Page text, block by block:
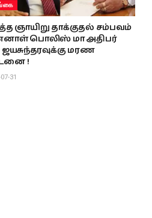
ஞாயிறு தாக்குதல் சம்பவம்
பொலிஸ் மா அதிபர்
ஜயசுந்தரவுக்கு மரண
!
31